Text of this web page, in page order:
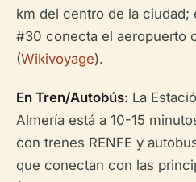
km del centro de la ciudad;
#30 conecta el aeropuerto
(Wikivoyage).
En Tren/Autobús: La
Almería está a 10-15
con trenes RENFE y
que conectan con las